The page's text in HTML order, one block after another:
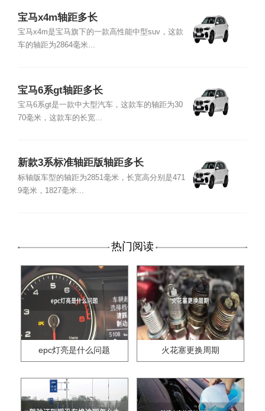
宝马x4m轴距多长
宝马x4m是宝马旗下的一款高性能中型suv，这款
车的轴距为2864毫米...
宝马6系gt轴距多长
宝马6系gt是一款中大型汽车，这款车的轴距为30
70毫米，这款车的长宽...
新款3系标准轴距版轴距多长
标轴版车型的轴距为2851毫米，长宽高分别是471
9毫米，1827毫米...
热门阅读
epc灯亮是什么问题 火花塞更换周期